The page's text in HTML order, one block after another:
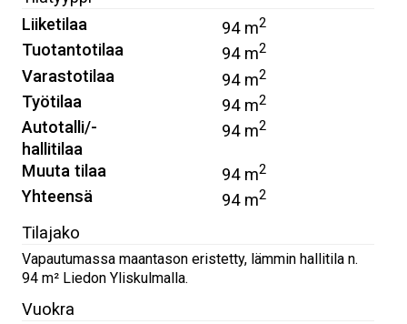
Liiketilaa
94 m2
Tuotantotilaa 94 m2
Varastotilaa 94 m2
Työtilaa 94 m2
Autotalli/-
hallitilaa
94 m2
Muuta tilaa 94 m2
Yhteensä 94 m2
Tilajako
Vapautumassa maantason eristetty, lämmin hallitila n.
94 m² Liedon Yliskulmalla.
Vuokra